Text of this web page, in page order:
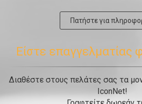
Πατήστε για
Είστε επαγγελματίας
Διαθέστε στους πελάτες σας τα
IconNet!